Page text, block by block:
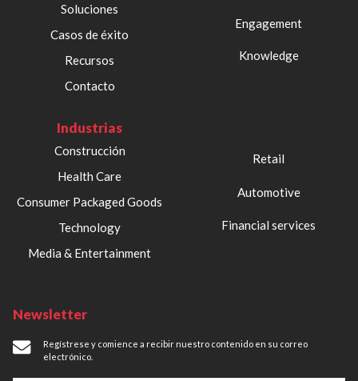
Soluciones
Casos de éxito
Recursos
Contacto
Engagement
Knowledge
Industrias
Construcción
Health Care
Consumer Packaged Goods
Technology
Media & Entertainment
Retail
Automotive
Financial services
Newsletter
Regístrese y comience a recibir nuestro contenido en su correo
electrónico.